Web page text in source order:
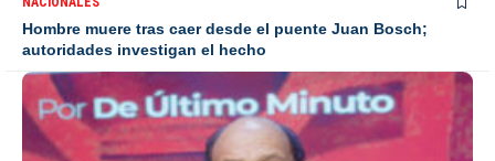
Hombre muere tras caer desde el puente Juan Bosch;
autoridades investigan el hecho